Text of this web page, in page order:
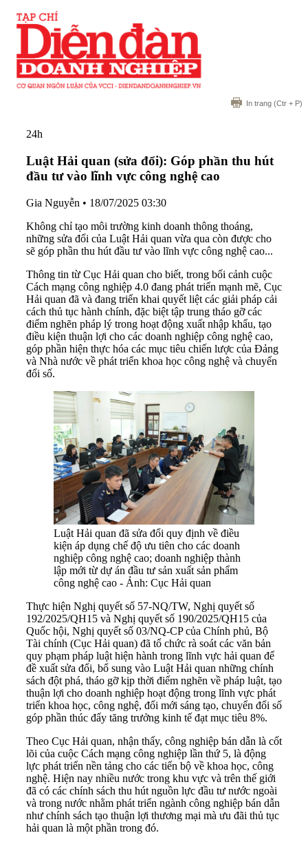
In trang (Ctr + P)
24h
Luật Hải quan (sửa đổi): Góp phần thu hút
đầu tư vào lĩnh vực công nghệ cao
Gia Nguyễn • 18/07/2025 03:30
Không chỉ tạo môi trường kinh doanh thông thoáng,
những sửa đổi của Luật Hải quan vừa qua còn được cho
sẽ góp phần thu hút đầu tư vào lĩnh vực công nghệ cao...
Thông tin từ Cục Hải quan cho biết, trong bối cảnh cuộc
Cách mạng công nghiệp 4.0 đang phát triển mạnh mẽ, Cục
Hải quan đã và đang triển khai quyết liệt các giải pháp cải
cách thủ tục hành chính, đặc biệt tập trung tháo gỡ các
điểm nghẽn pháp lý trong hoạt động xuất nhập khẩu, tạo
điều kiện thuận lợi cho các doanh nghiệp công nghệ cao,
góp phần hiện thực hóa các mục tiêu chiến lược của Đảng
và Nhà nước về phát triển khoa học công nghệ và chuyển
đổi số.
Luật Hải quan đã sửa đổi quy định về điều
kiện áp dụng chế độ ưu tiên cho các doanh
nghiệp công nghệ cao; doanh nghiệp thành
lập mới từ dự án đầu tư sản xuất sản phẩm
công nghệ cao - Ảnh: Cục Hải quan
Thực hiện Nghị quyết số 57-NQ/TW, Nghị quyết số
192/2025/QH15 và Nghị quyết số 190/2025/QH15 của
Quốc hội, Nghị quyết số 03/NQ-CP của Chính phủ, Bộ
Tài chính (Cục Hải quan) đã tổ chức rà soát các văn bản
quy phạm pháp luật hiện hành trong lĩnh vực hải quan để
đề xuất sửa đổi, bổ sung vào Luật Hải quan những chính
sách đột phá, tháo gỡ kịp thời điểm nghẽn về pháp luật, tạo
thuận lợi cho doanh nghiệp hoạt động trong lĩnh vực phát
triển khoa học, công nghệ, đổi mới sáng tạo, chuyển đổi số
góp phần thúc đẩy tăng trưởng kinh tế đạt mục tiêu 8%.
Theo Cục Hải quan, nhận thấy, công nghiệp bán dẫn là cốt
lõi của cuộc Cách mạng công nghiệp lần thứ 5, là động
lực phát triển nền tảng cho các tiến bộ về khoa học, công
nghệ. Hiện nay nhiều nước trong khu vực và trên thế giới
đã có các chính sách thu hút nguồn lực đầu tư nước ngoài
và trong nước nhằm phát triển ngành công nghiệp bán dẫn
như chính sách tạo thuận lợi thương mại mà ưu đãi thủ tục
hải quan là một phần trong đó.